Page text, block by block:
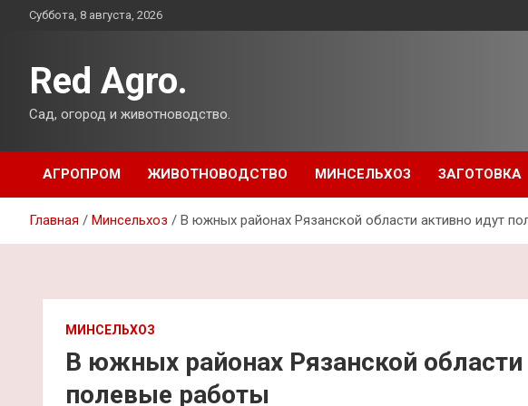
ПерейтиСуббота, 8 августа, 2026
Red Agro.
Сад, огород и животноводство.
АГРОПРОМ ЖИВОТНОВОДСТВО МИНСЕЛЬХОЗ ЗАГОТОВКА
Главная Минсельхоз В южных районах Рязанской области активно идут
МИНСЕЛЬХОЗ
В южных районах Рязанской области
полевые работы